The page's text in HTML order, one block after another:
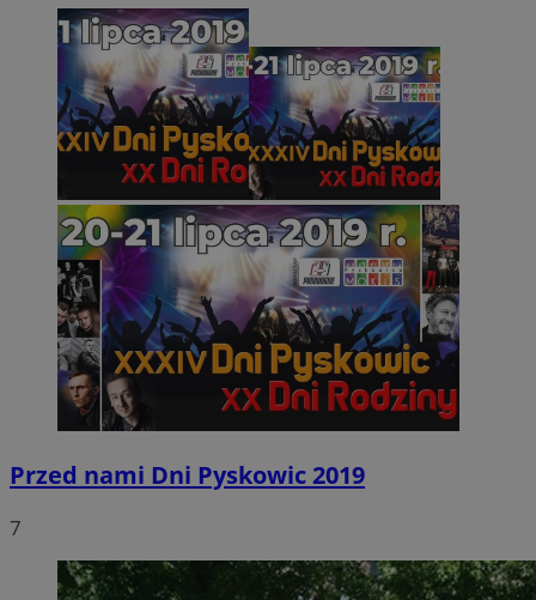
Przed nami Dni Pyskowic 2019
7